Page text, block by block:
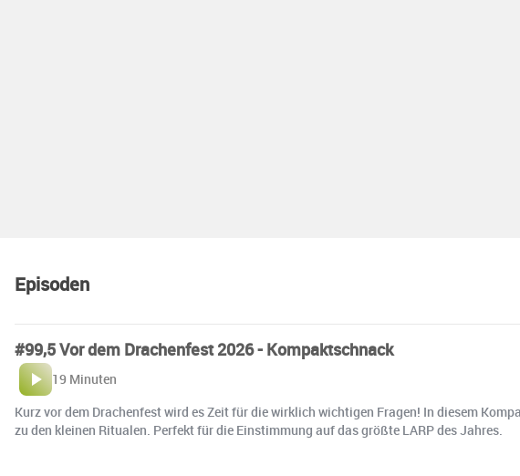
Episoden
#99,5 Vor dem Drachenfest 2026 - Kompaktschnack
19 Minuten
Kurz vor dem Drachenfest wird es Zeit für die wirklich wichtigen Fragen! In diesem
zu den kleinen Ritualen. Perfekt für die Einstimmung auf das größte LARP des Jahres.